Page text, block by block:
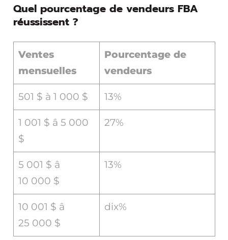
Quel pourcentage de vendeurs FBA
réussissent ?
Ventes
mensuelles
Pourcentage de
vendeurs
501 $ à 1 000 $ 13%
1 001 $ â 5 000
$
27%
5 001 $ â
10 000 $
13%
10 001 $ â
25 000 $
dix%